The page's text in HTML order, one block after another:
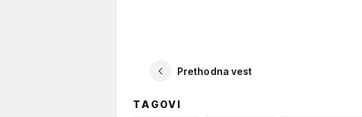
Prethodna vest
TAGOVI